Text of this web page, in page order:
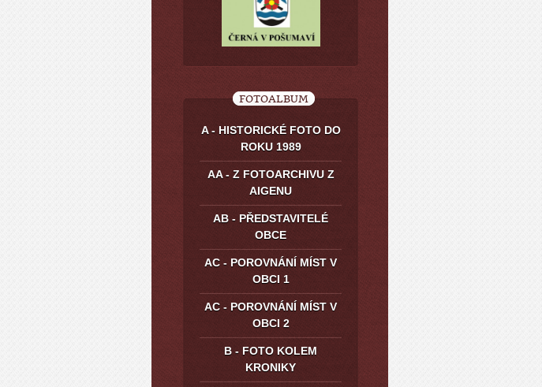
FOTOALBUM
A - HISTORICKÉ FOTO DO
ROKU 1989
AA - Z FOTOARCHIVU Z
AIGENU
AB - PŘEDSTAVITELÉ
OBCE
AC - POROVNÁNÍ MÍST V
OBCI 1
AC - POROVNÁNÍ MÍST V
OBCI 2
B - FOTO KOLEM
KRONIKY